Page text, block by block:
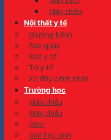
Máy chiếu
Nội thất y tế
Giường bệnh
Bàn quầy
Bàn y tế
Tủ y tế
Xe đẩy bệnh nhân
Trường học
Màn chiếu
Máy chiếu
Rèm
Bàn học sinh